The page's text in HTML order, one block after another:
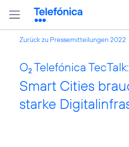
Zurück zu Pressemitteilungen 2022
O2 Telefónica TecTalk:
Smart Cities
starke